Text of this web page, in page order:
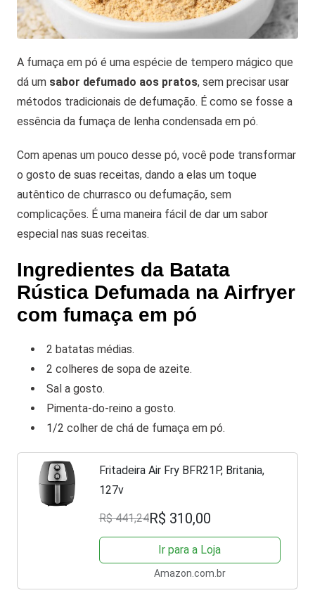
A fumaça em pó é uma espécie de tempero mágico que
dá um sabor defumado aos pratos, sem precisar usar
métodos tradicionais de defumação. É como se fosse a
essência da fumaça de lenha condensada em pó.
Com apenas um pouco desse pó, você pode transformar
o gosto de suas receitas, dando a elas um toque
autêntico de churrasco ou defumação, sem
complicações. É uma maneira fácil de dar um sabor
especial nas suas receitas.
Ingredientes da Batata
Rústica Defumada na Airfryer
com fumaça em pó
2 batatas médias.
2 colheres de sopa de azeite.
Sal a gosto.
Pimenta-do-reino a gosto.
1/2 colher de chá de fumaça em pó.
Fritadeira Air Fry BFR21P, Britania,
127v
R$ 441,24R$ 310,00
Ir para a Loja
Amazon.com.br